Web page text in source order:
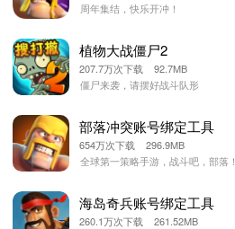
周年集结，快乐开冲！
植物大战僵尸2
207.7万次下载 92.7MB
僵尸来袭，请摆好战斗队形
部落冲突账号绑定工具
654万次下载 296.9MB
全球第一策略手游，战斗吧，部落！
海岛奇兵账号绑定工具
260.1万次下载 261.52MB